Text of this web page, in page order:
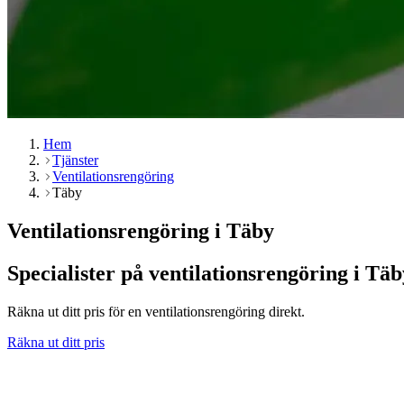
Hem
Tjänster
Ventilationsrengöring
Täby
Ventilationsrengöring i Täby
Specialister på ventilationsrengöring i
Räkna ut ditt pris för en ventilationsrengöring direkt.
Räkna ut ditt pris